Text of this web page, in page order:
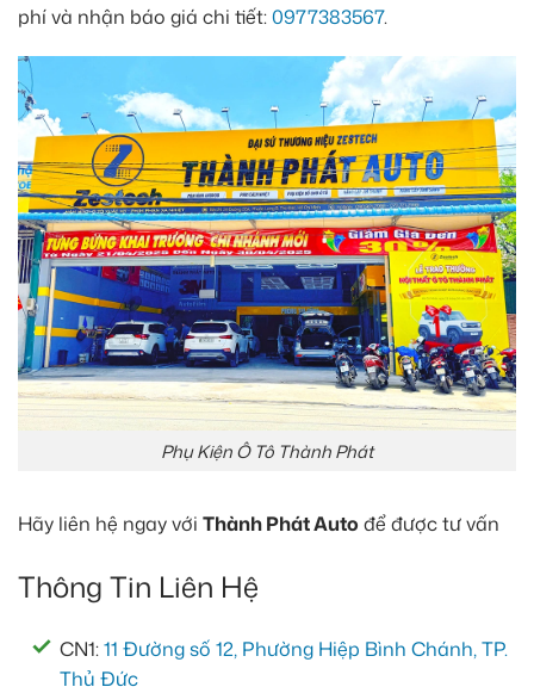
phí và nhận báo giá chi tiết:0977383567.
Phụ Kiện Ô Tô Thành Phát
Hãy liên hệ ngay với Thành Phát Auto để được tư vấn
Thông Tin Liên Hệ
CN1:11 Đường số 12, Phường Hiệp Bình Chánh, TP.
Thủ Đức